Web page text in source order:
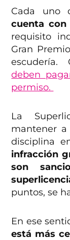
Cada uno
cuenta con
requisito
Gran
escudería.
deben
permiso.
La
mantener
disciplina
infracción
son
puntos, se
En ese
está más